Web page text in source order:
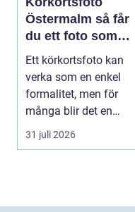
Östermalm så får
du ett foto som
alltid blir godkänt
Ett körkortsfoto kan
verka som en enkel
formalitet, men för
många blir det en
oväntad källa till str...
31 juli 2026